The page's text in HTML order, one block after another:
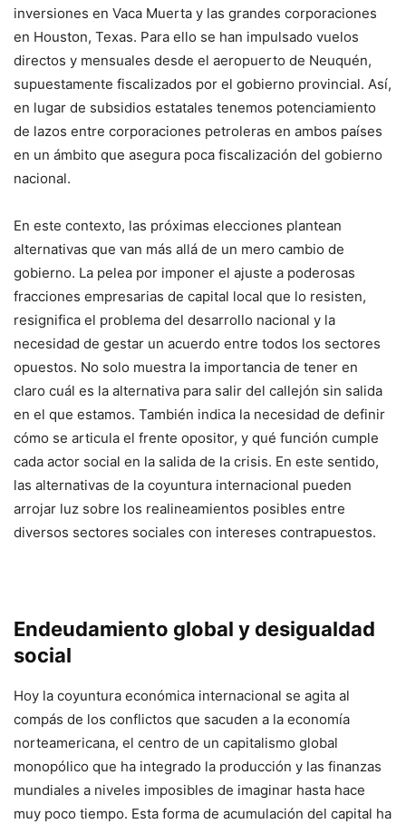
inversiones en Vaca Muerta y las grandes corporaciones
en Houston, Texas. Para ello se han impulsado vuelos
directos y mensuales desde el aeropuerto de Neuquén,
supuestamente fiscalizados por el gobierno provincial. Así,
en lugar de subsidios estatales tenemos potenciamiento
de lazos entre corporaciones petroleras en ambos países
en un ámbito que asegura poca fiscalización del gobierno
nacional.
En este contexto, las próximas elecciones plantean
alternativas que van más allá de un mero cambio de
gobierno. La pelea por imponer el ajuste a poderosas
fracciones empresarias de capital local que lo resisten,
resignifica el problema del desarrollo nacional y la
necesidad de gestar un acuerdo entre todos los sectores
opuestos. No solo muestra la importancia de tener en
claro cuál es la alternativa para salir del callejón sin salida
en el que estamos. También indica la necesidad de definir
cómo se articula el frente opositor, y qué función cumple
cada actor social en la salida de la crisis. En este sentido,
las alternativas de la coyuntura internacional pueden
arrojar luz sobre los realineamientos posibles entre
diversos sectores sociales con intereses contrapuestos.
Endeudamiento global y desigualdad
social
Hoy la coyuntura económica internacional se agita al
compás de los conflictos que sacuden a la economía
norteamericana, el centro de un capitalismo global
monopólico que ha integrado la producción y las finanzas
mundiales a niveles imposibles de imaginar hasta hace
muy poco tiempo. Esta forma de acumulación del capital ha